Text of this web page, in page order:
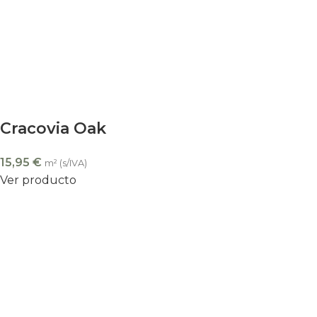
Cracovia Oak
15,95 € m² (s/IVA)
Ver producto